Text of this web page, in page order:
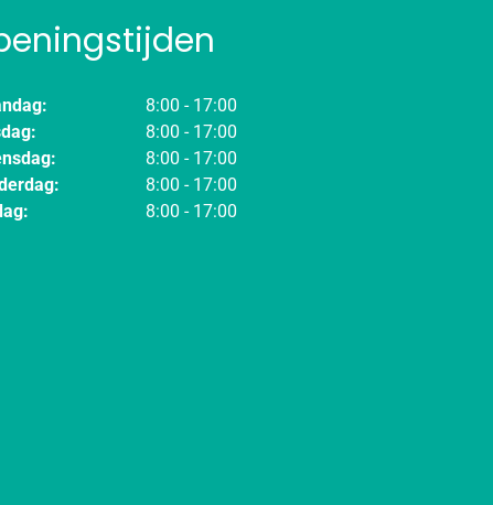
8:00 - 17:00
8:00 - 17:00
8:00 - 17:00
8:00 - 17:00
8:00 - 17:00